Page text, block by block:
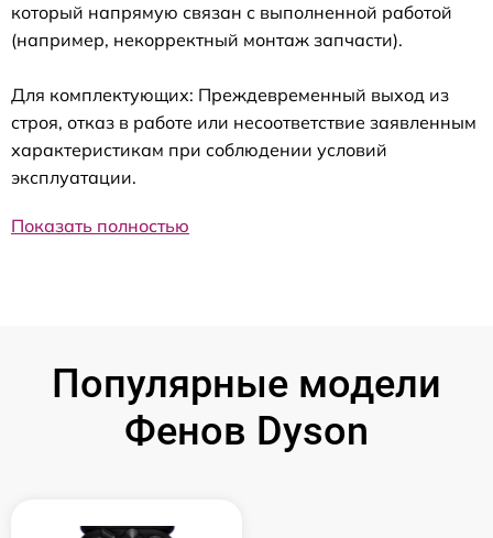
который напрямую связан с выполненной работой
(например, некорректный монтаж запчасти).
Для комплектующих: Преждевременный выход из
строя, отказ в работе или несоответствие заявленным
характеристикам при соблюдении условий
эксплуатации.
Показать полностью
Популярные модели
Фенов Dyson